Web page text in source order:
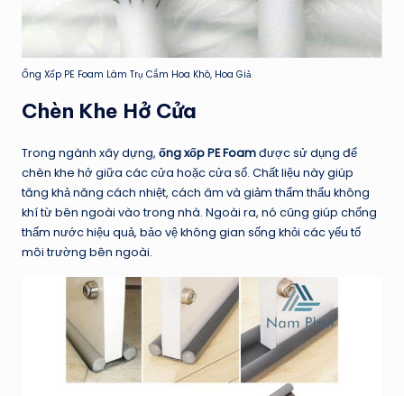
Ống Xốp PE Foam Làm Trụ Cắm Hoa Khô, Hoa Giả
Chèn Khe Hở Cửa
Trong ngành xây dựng, ống xốp PE Foamđược sử dụng để
chèn khe hở giữa các cửa hoặc cửa sổ. Chất liệu này giúp
tăng khả năng cách nhiệt, cách âm và giảm thẩm thấu không
khí từ bên ngoài vào trong nhà. Ngoài ra, nó cũng giúp chống
thấm nước hiệu quả, bảo vệ không gian sống khỏi các yếu tố
môi trường bên ngoài.